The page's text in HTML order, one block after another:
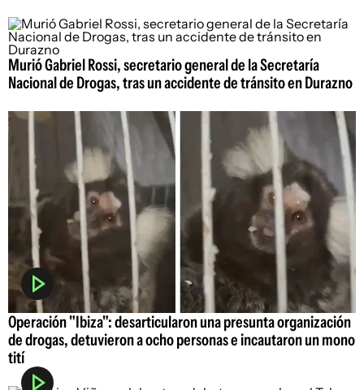
Murió Gabriel Rossi, secretario general de la Secretaría
Nacional de Drogas, tras un accidente de tránsito en Durazno
Operación "Ibiza": desarticularon una presunta organización
de drogas, detuvieron a ocho personas e incautaron un mono
tití